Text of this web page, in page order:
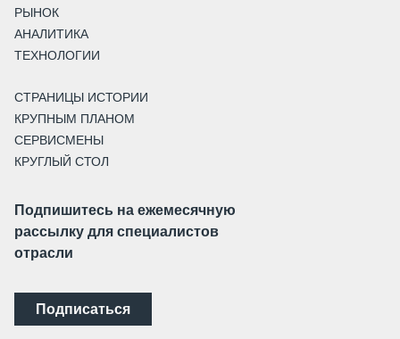
РЫНОК
АНАЛИТИКА
ТЕХНОЛОГИИ
СТРАНИЦЫ ИСТОРИИ
КРУПНЫМ ПЛАНОМ
СЕРВИСМЕНЫ
КРУГЛЫЙ СТОЛ
Подпишитесь на ежемесячную
рассылку для специалистов
отрасли
Подписаться